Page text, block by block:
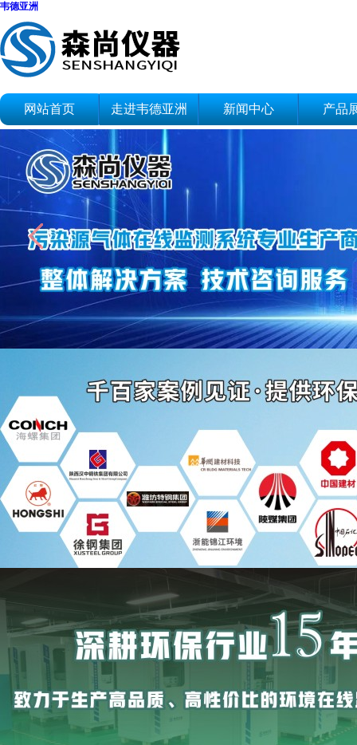
韦德亚洲
网站首页 走进韦德亚洲 新闻中心 产品
2017年，环
治法》为依据
好大气、水、
1.坚决治理
◆持续推进大
造
发布：城市
实施：机动车
三阶段排放标
新闻中心
公司新闻
行业新闻
联系韦德亚洲
电话：0731-82244670
手机：13755147001
邮箱：senshangyiqi@163.com
地址：
长沙市雨花区振华路519号
国际创新城4栋5楼
新闻中心